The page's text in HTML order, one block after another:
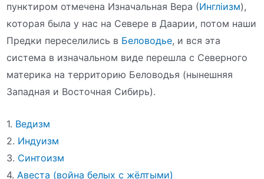
пунктиром отмечена Изначальная Вера (Инглiизм),
которая была у нас на Севере в Даарии, потом наши
Предки переселились в Беловодье, и вся эта
система в изначальном виде перешла с Северного
материка на территорию Беловодья (нынешняя
Западная и Восточная Сибирь).
1. Ведизм
2. Индуизм
3. Синтоизм
4. Авеста (война белых с жёлтыми)